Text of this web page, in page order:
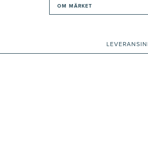
OM MÄRKET